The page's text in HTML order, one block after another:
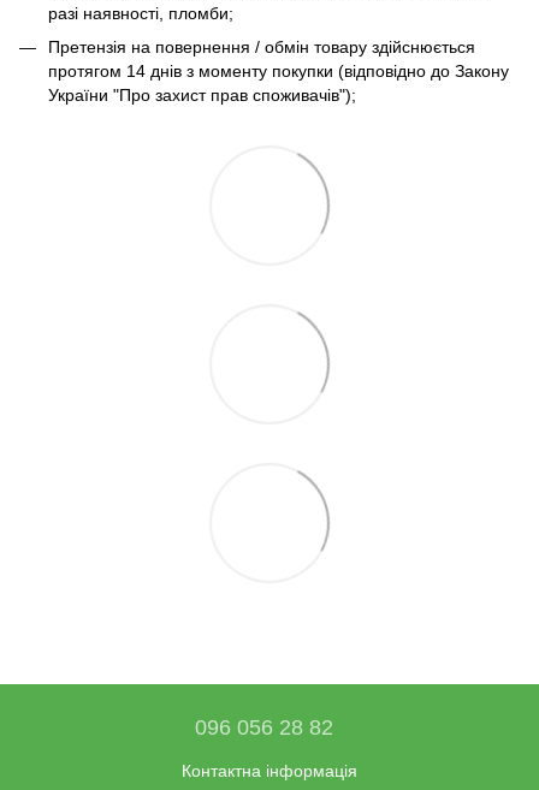
разі наявності, пломби;
Претензія на повернення / обмін товару здійснюється
протягом 14 днів з моменту покупки (відповідно до Закону
України "Про захист прав споживачів");
096 056 28 82
Контактна інформація